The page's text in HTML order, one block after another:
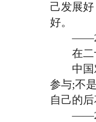
己发展
好。
在二十
中国对
参与;不
自己的